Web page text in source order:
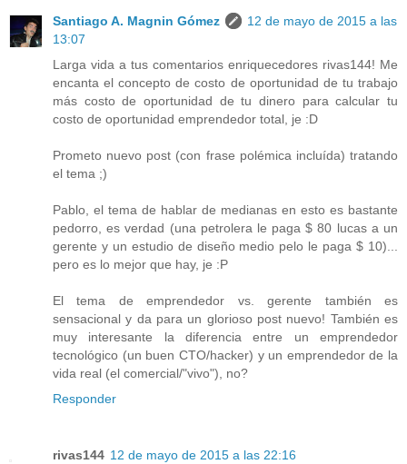
Santiago A. Magnin Gómez
12 de mayo de 2015 a las
13:07
Larga vida a tus comentarios enriquecedores rivas144! Me
encanta el concepto de costo de oportunidad de tu trabajo
más costo de oportunidad de tu dinero para calcular tu
costo de oportunidad emprendedor total, je :D
Prometo nuevo post (con frase polémica incluída) tratando
el tema ;)
Pablo, el tema de hablar de medianas en esto es bastante
pedorro, es verdad (una petrolera le paga $ 80 lucas a un
gerente y un estudio de diseño medio pelo le paga $ 10)...
pero es lo mejor que hay, je :P
El tema de emprendedor vs. gerente también es
sensacional y da para un glorioso post nuevo! También es
muy interesante la diferencia entre un emprendedor
tecnológico (un buen CTO/hacker) y un emprendedor de la
vida real (el comercial/"vivo"), no?
Responder
rivas144 12 de mayo de 2015 a las 22:16